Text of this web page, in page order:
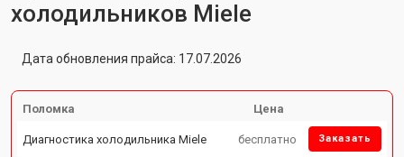
холодильников Miele
Дата обновления прайса: 17.07.2026
Поломка Цена
Диагностика холодильника Miele бесплатно Заказать